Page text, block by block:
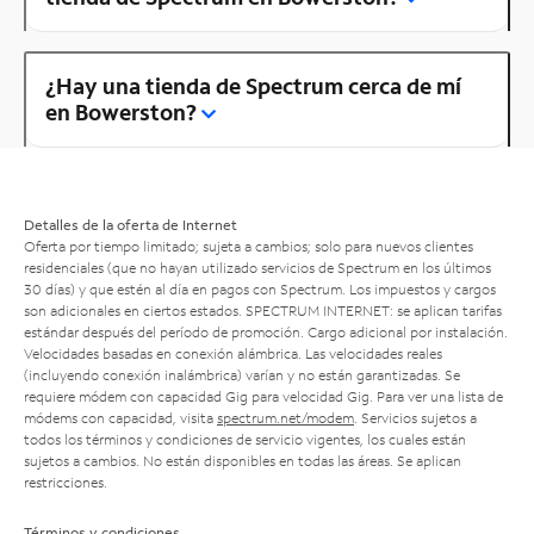
¿Hay una tienda de Spectrum cerca de mí
en Bowerston?
Detalles de la oferta de Internet
Oferta por tiempo limitado; sujeta a cambios; solo para nuevos clientes
residenciales (que no hayan utilizado servicios de Spectrum en los últimos
30 días) y que estén al día en pagos con Spectrum. Los impuestos y cargos
son adicionales en ciertos estados. SPECTRUM INTERNET: se aplican tarifas
estándar después del período de promoción. Cargo adicional por instalación.
Velocidades basadas en conexión alámbrica. Las velocidades reales
(incluyendo conexión inalámbrica) varían y no están garantizadas. Se
requiere módem con capacidad Gig para velocidad Gig. Para ver una lista de
módems con capacidad, visita spectrum.net/modem . Servicios sujetos a
todos los términos y condiciones de servicio vigentes, los cuales están
sujetos a cambios. No están disponibles en todas las áreas. Se aplican
restricciones.